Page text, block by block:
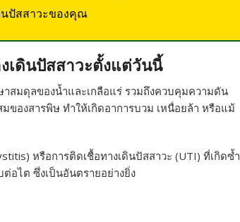
นปัสสาวะของคุณ
เดินปัสสาวะตั้งแต่วันนี้
าสมดุลของน้ำและเกลือแร่ รวมถึงควบคุมความดัน
ของสารพิษ ทำให้เกิดอาการบวม เหนื่อยล้า หรือแม้
หรือการติดเชื้อทางเดินปัสสาวะ (UTI) ที่เกิดซ้ำ
อไต ซึ่งเป็นอันตรายอย่างยิ่ง